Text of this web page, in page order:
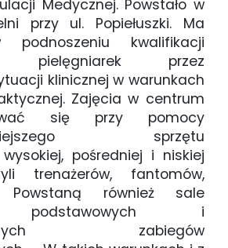
Medycznej. Powstało w
przy ul. Popiełuszki. Ma
kwalifikacji
pielęgniarek przez
klinicznej w warunkach
Zajęcia w centrum
się przy pomocy
sprzętu
pośredniej i niskiej
trenażerów, fantomów,
Powstaną również sale
podstawowych i
zabiegów